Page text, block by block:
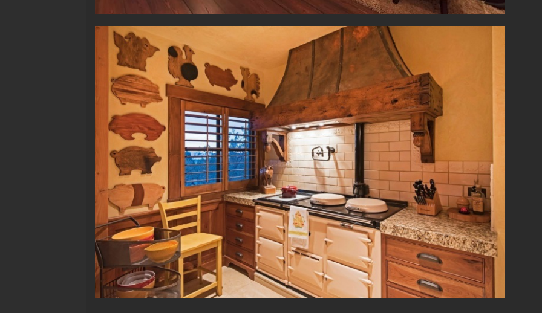
odstraňování chyb, Poskytování a zobrazování reklamy a obsahu,